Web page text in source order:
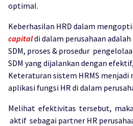
optimal.
Keberhasilan HRD dalam
capitaldi dalam perusahaan
SDM, proses & prosedur
SDM yang dijalankan dengan
Keteraturan sistem HRMS menjadi
aplikasi fungsi HR di dalam
Melihat efektivitas tersebut,
aktif sebagai partner HR